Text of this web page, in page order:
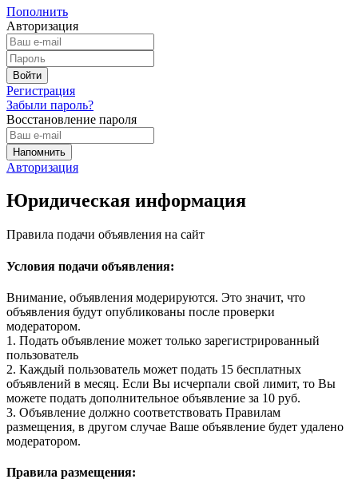
Пополнить
Авторизация
Регистрация
Забыли пароль?
Восстановление пароля
Авторизация
Юридическая информация
Правила подачи объявления на сайт
Условия подачи объявления:
Внимание, объявления модерируются. Это значит, что
объявления будут опубликованы после проверки
модератором.
1. Подать объявление может только зарегистрированный
пользователь
2. Каждый пользователь может подать 15 бесплатных
объявлений в месяц. Если Вы исчерпали свой лимит, то Вы
можете подать дополнительное объявление за 10 руб.
3. Объявление должно соответствовать Правилам
размещения, в другом случае Ваше объявление будет удалено
модератором.
Правила размещения: